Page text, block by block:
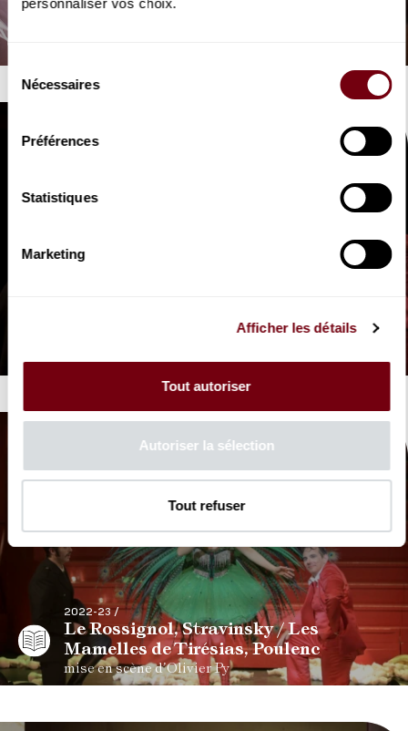
Sélection
Nécessaires
Préférences
Statistiques
Marketing
Afficher les détails
Tout autoriser
Autoriser la sélection
Tout refuser
2023-24 /
mise en scène d’Eric Ruf
2022-23 /
Le Rossignol, Stravinsky / Les
Mamelles de Tirésias, Poulenc
mise en scène d’Olivier Py